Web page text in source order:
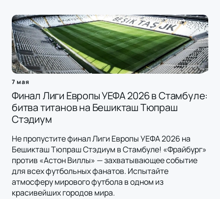
7 мая
Финал Лиги Европы УЕФА 2026 в Стамбуле:
битва титанов на Бешикташ Тюпраш
Стэдиум
Не пропустите финал Лиги Европы УЕФА 2026 на
Бешикташ Тюпраш Стэдиум в Стамбуле! «Фрайбург»
против «Астон Виллы» — захватывающее событие
для всех футбольных фанатов. Испытайте
атмосферу мирового футбола в одном из
красивейших городов мира.